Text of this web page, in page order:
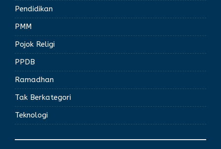
Pendidikan
PMM
Pojok Religi
PPDB
Ramadhan
Tak Berkategori
Teknologi